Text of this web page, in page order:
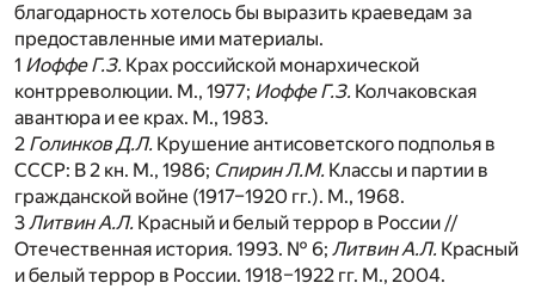
благодарность хотелось бы выразить краеведам за
предоставленные ими материалы.
1 Иоффе Г.З. Крах российской монархической
контрреволюции. М., 1977; Иоффе Г.З. Колчаковская
авантюра и ее крах. М., 1983.
2 Голинков Д.Л. Крушение антисоветского подполья в
СССР: В 2 кн. М., 1986; Спирин Л.М. Классы и партии в
гражданской войне (1917–1920 гг.). М., 1968.
3Литвин А.Л. Красный и белый террор в России //
Отечественная история. 1993. № 6; Литвин А.Л. Красный
и белый террор в России. 1918–1922 гг. М., 2004.